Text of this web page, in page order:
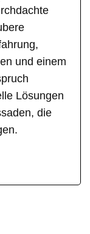
und einem
Lösungen
die